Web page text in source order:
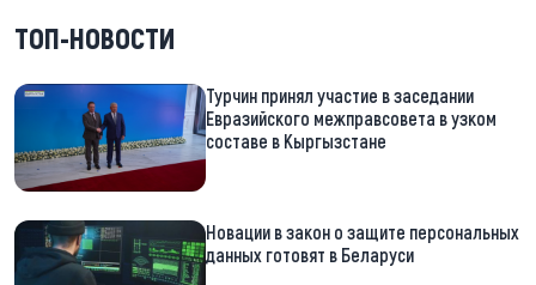
ТОП-НОВОСТИ
Турчин принял участие в заседании
Евразийского межправсовета в узком
составе в Кыргызстане
Новации в закон о защите персональных
данных готовят в Беларуси